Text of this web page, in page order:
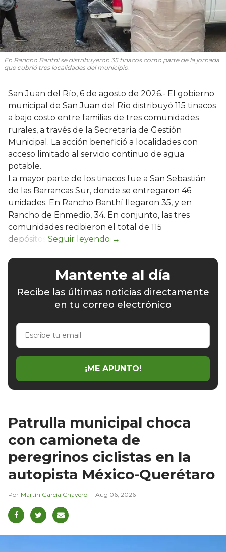
En Rancho Banthí se distribuyeron 35 tinacos como parte de la jornada
que cubrió tres localidades del municipio.
San Juan del Río, 6 de agosto de 2026.- El gobierno
municipal de San Juan del Río distribuyó 115 tinacos
a bajo costo entre familias de tres comunidades
rurales, a través de la Secretaría de Gestión
Municipal. La acción benefició a localidades con
acceso limitado al servicio continuo de agua
potable.
La mayor parte de los tinacos fue a San Sebastián
de las Barrancas Sur, donde se entregaron 46
unidades. En Rancho Banthí llegaron 35, y en
Rancho de Enmedio, 34. En conjunto, las tres
comunidades recibieron el total de 115
depósitos.
Mantente al día
Recibe las últimas noticias directamente
en tu correo electrónico
Escribe
email
¡ME APUNTO!
Patrulla municipal choca
con camioneta de
peregrinos ciclistas en la
autopista México-Querétaro
Martín García Chavero Aug 06, 2026